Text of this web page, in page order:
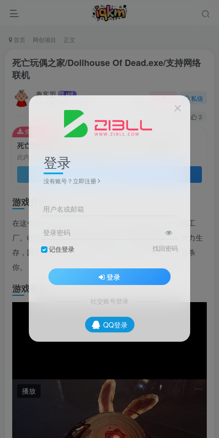
首页 网创项目 正文
死亡玩偶之家/Dollhouse Of Dead.exe/支持网络
联机
趣客盟 关注 私信
3
死亡玩偶之家/Dollhouse Of Dead.exe/支持网络联机
此内容为免费资源，请登录后查看
免费资源
游戏介绍
在这个合作的恐怖游戏中，您的团队将前往废弃的玩具工
厂。收集各种垃圾从中提取材料，改造您的装备。并努力生
存，因为在您探索工厂的黑暗地牢时，嗜血娃娃正在追杀
你。
游戏视频
登录
没有账号？立即注册
用户名或邮箱
登录密码
记住登录 找回密码
登录
社交账号登录
QQ登录